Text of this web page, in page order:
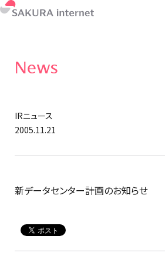
News
IRニュース
2005.11.21
新データセンター計画のお知らせ